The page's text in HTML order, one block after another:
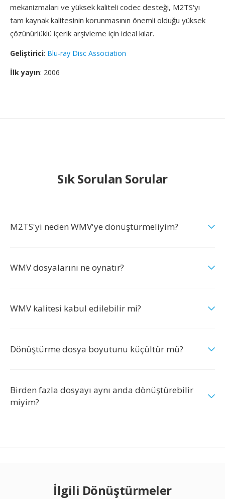
mekanizmaları ve yüksek kaliteli codec desteği, M2TS'yı
tam kaynak kalitesinin korunmasının önemli olduğu yüksek
çözünürlüklü içerik arşivleme için ideal kılar.
Geliştirici: Blu-ray Disc Association
İlk yayın: 2006
Sık Sorulan Sorular
M2TS'yi neden WMV'ye dönüştürmeliyim?
WMV dosyalarını ne oynatır?
WMV kalitesi kabul edilebilir mi?
Dönüştürme dosya boyutunu küçültür mü?
Birden fazla dosyayı aynı anda dönüştürebilir
miyim?
İlgili Dönüştürmeler